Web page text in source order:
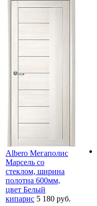
Albero Мегаполис
Марсель со
стеклом, ширина
полотна 600мм,
цвет Белый
кипарис 5 180 руб.